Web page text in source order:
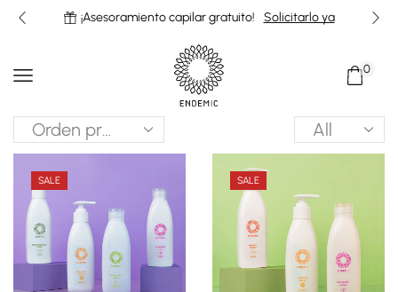
¡Asesoramiento capilar gratuito! Solicitarlo ya
0
Products
per
SALE SALE